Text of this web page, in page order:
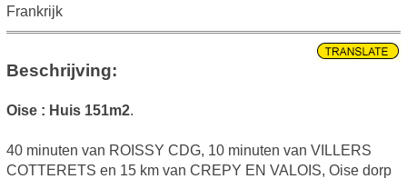
Frankrijk
Beschrijving:
Oise : Huis 151m2.
40 minuten van ROISSY CDG, 10 minuten van VILLERS
COTTERETS en 15 km van CREPY EN VALOIS, Oise dorp